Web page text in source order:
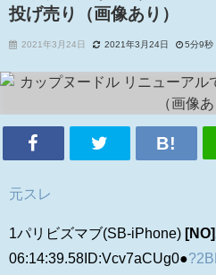
投げ売り（画像あり）
2021年3月24日 2021年3月24日 5分9秒
元スレ
1 パリビズマブ(SB-iPhone) [NO]
06:14:39.58 ID:Vcv7aCUg0●